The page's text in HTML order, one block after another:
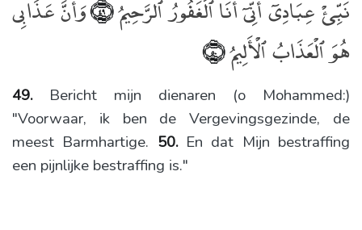
49.
Bericht mijn dienaren (o Mohammed:)
"Voorwaar, ik ben de Vergevingsgezinde, de
meest Barmhartige. 50. En dat Mijn bestraffing
een pijnlijke bestraffing is."
نَبِّئْ عِبَادِىٓ أَنِّىٓ أَنَا ٱلْغَفُورُ ٱلرَّحِيمُ﴿٤٩﴾ وَأَنَّ عَذَابِى
هُوَ ٱلْعَذَابُ ٱلْأَلِيمُ﴿٥٠﴾